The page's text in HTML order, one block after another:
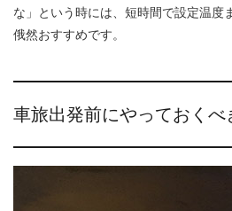
な」という時には、短時間で設定温度
俄然おすすめです。
車旅出発前にやっておくべ